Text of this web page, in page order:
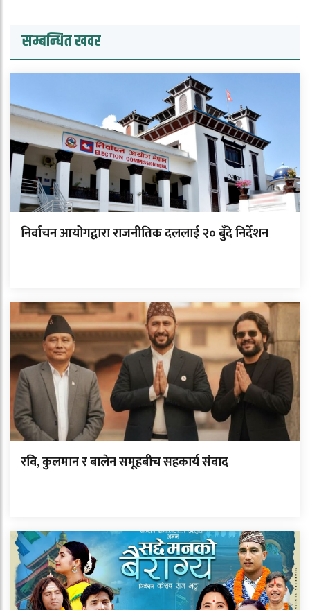
सम्बन्धित खवर
निर्वाचन आयोगद्वारा राजनीतिक दललाई २० बुँदे निर्देशन
रवि, कुलमान र बालेन समूहबीच सहकार्य संवाद